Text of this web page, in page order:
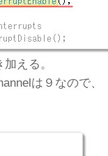
える。
は９なので、